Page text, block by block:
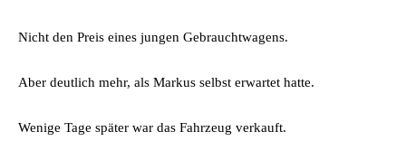
Nicht den Preis eines jungen Gebrauchtwagens.
Aber deutlich mehr, als Markus selbst erwartet hatte.
Wenige Tage später war das Fahrzeug verkauft.